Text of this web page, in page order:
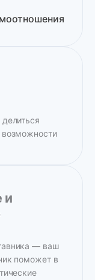
и
— ваш
поможет в